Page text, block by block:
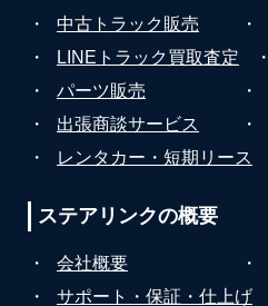
・ 中古トラック販売 ・
・
LINEトラック買取査定 ・
・
パーツ販売 ・
・
出張商談サービス ・
・
レンタカー・短期リース
ステアリンクの概要
・ 会社概要 ・
・
サポート・保証・仕上げ